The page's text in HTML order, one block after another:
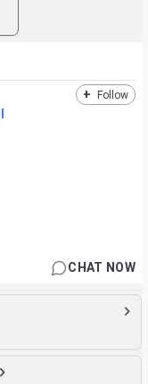
+ Follow
CHAT NOW